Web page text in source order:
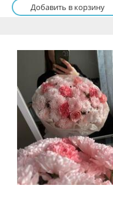
Добавить в корзину